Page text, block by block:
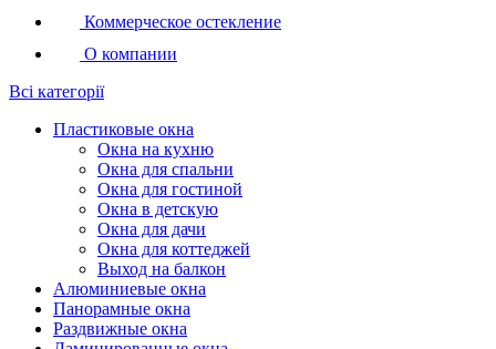
Коммерческое остекление
О компании
Всі категорії
Пластиковые окна
Окна на кухню
Окна для спальни
Окна для гостиной
Окна в детскую
Окна для дачи
Окна для коттеджей
Выход на балкон
Алюминиевые окна
Панорамные окна
Раздвижные окна